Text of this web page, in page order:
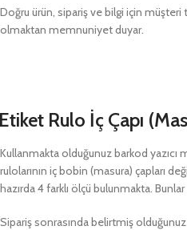
Doğru ürün, sipariş ve bilgi için
olmaktan memnuniyet duyar.
Rulo İç Çapı
Kullanmakta olduğunuz barkod
rulolarının iç bobin (masura) çapları
hazırda 4 farklı ölçü bulunmakta.
Sipariş sonrasında belirtmiş